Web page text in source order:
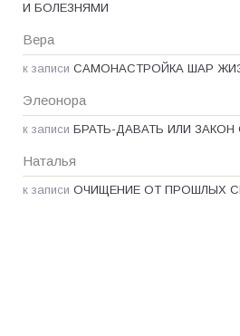
И БОЛЕЗНЯМИ
Вера
к записи САМОНАСТРОЙКА ШАР
Элеонора
к записи БРАТЬ-ДАВАТЬ ИЛИ
Наталья
к записи ОЧИЩЕНИЕ ОТ ПРОШЛЫХ